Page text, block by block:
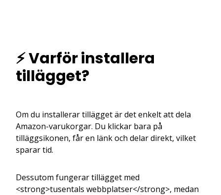
⚡ Varför installera
tillägget?
Om du installerar tillägget är det enkelt att dela
Amazon-varukorgar. Du klickar bara på
tilläggsikonen, får en länk och delar direkt, vilket
sparar tid.
Dessutom fungerar tillägget med
<strong>tusentals webbplatser</strong>, medan